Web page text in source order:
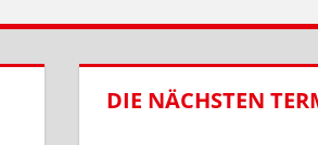
DIE NÄCHSTEN